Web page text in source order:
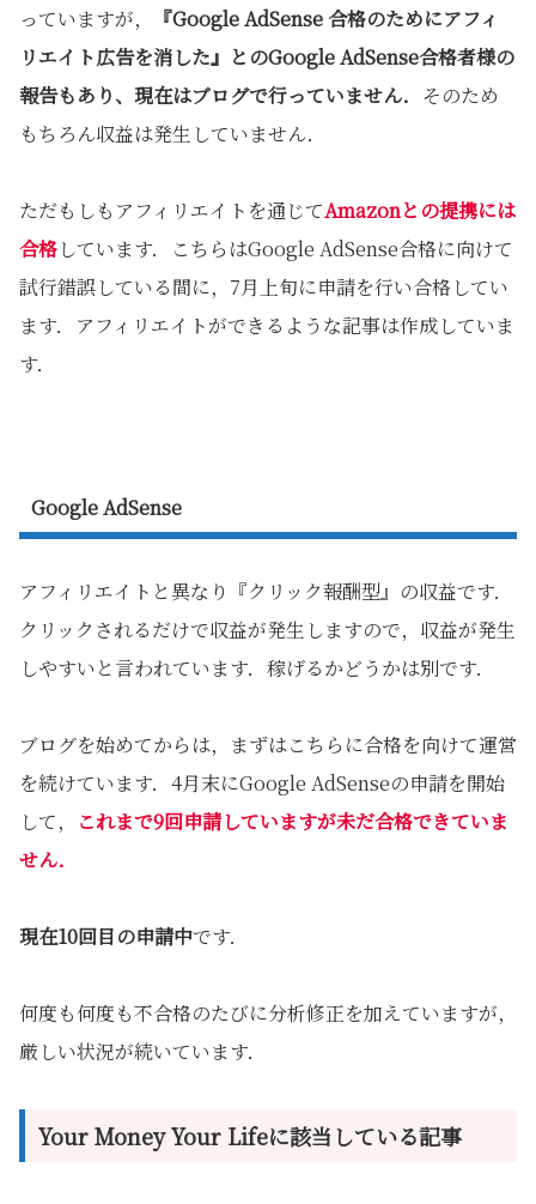
っていますが，
『Google AdSense 合格のためにアフィ
リエイト広告を消した』とのGoogle AdSense合格者様の
報告もあり、現在はブログで行っていません． そのため
もちろん収益は発生していません．
ただもしもアフィリエイトを通じてAmazonとの提携には
合格しています．こちらはGoogle AdSense合格に向けて
試行錯誤している間に，7月上旬に申請を行い合格してい
ます．アフィリエイトができるような記事は作成していま
す．
Google AdSense
アフィリエイトと異なり『クリック報酬型』の収益です．
クリックされるだけで収益が発生しますので，収益が発生
しやすいと言われています．稼げるかどうかは別です．
ブログを始めてからは，まずはこちらに合格を向けて運営
を続けています．4月末にGoogle AdSenseの申請を開始
して，
これまで9回申請していますが未だ合格できていま
せん．
現在10回目の申請中です．
何度も何度も不合格のたびに分析修正を加えていますが，
厳しい状況が続いています．
Your Money Your Lifeに該当している記事